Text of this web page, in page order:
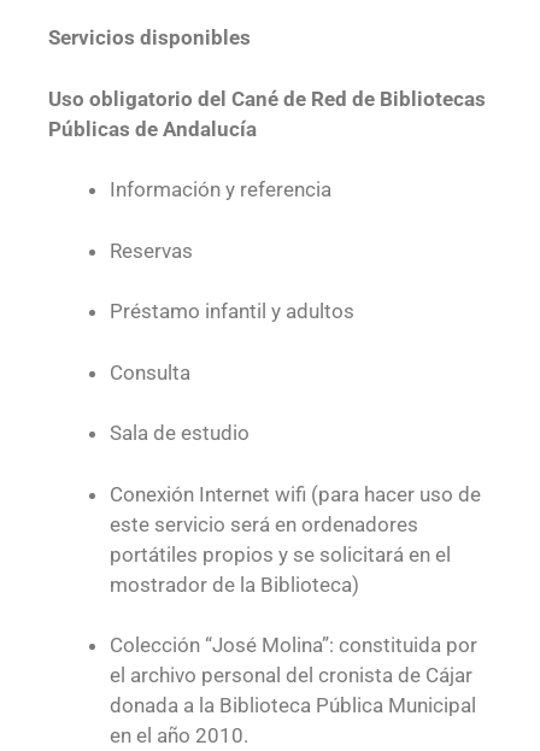
Servicios disponibles
Uso obligatorio del Cané de Red de Bibliotecas
Públicas de Andalucía
Información y referencia
Reservas
Préstamo infantil y adultos
Consulta
Sala de estudio
Conexión Internet wifi (para hacer uso de
este servicio será en ordenadores
portátiles propios y se solicitará en el
mostrador de la Biblioteca)
Colección “José Molina”: constituida por
el archivo personal del cronista de Cájar
donada a la Biblioteca Pública Municipal
en el año 2010.